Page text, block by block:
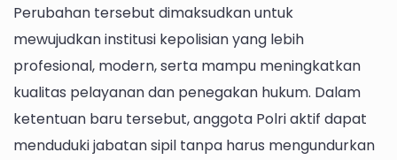
Perubahan tersebut dimaksudkan untuk
mewujudkan institusi kepolisian yang lebih
profesional, modern, serta mampu meningkatkan
kualitas pelayanan dan penegakan hukum. Dalam
ketentuan baru tersebut, anggota Polri aktif dapat
menduduki jabatan sipil tanpa harus mengundurkan